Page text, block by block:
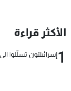
الأكثر قراءة
1إسرائيليّون تسلّلوا